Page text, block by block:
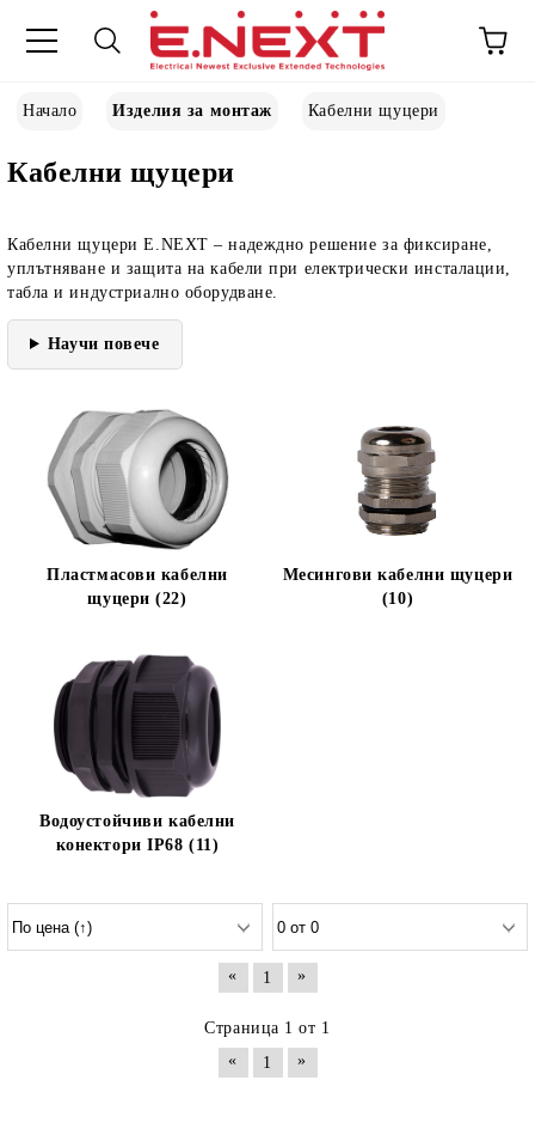
Начало Изделия за монтаж Кабелни щуцери
Кабелни щуцери
Кабелни щуцери E.NEXT – надеждно решение за фиксиране,
уплътняване и защита на кабели при електрически инсталации,
табла и индустриално оборудване.
Научи повече
Пластмасови кабелни
щуцери (22)
Месингови кабелни щуцери
(10)
Водоустойчиви кабелни
конектори IP68 (11)
« 1 »
Страница 1 от 1
«
1 »